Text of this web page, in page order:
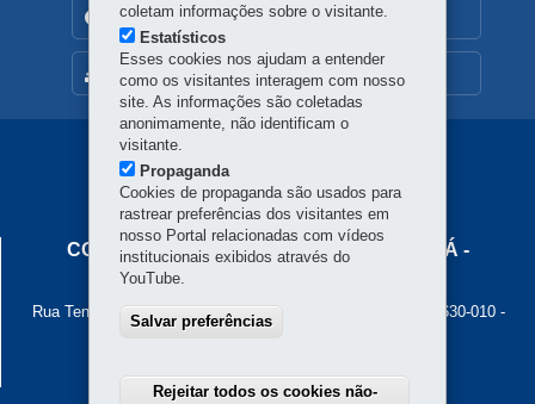
MAPA DO SITE
TRANSPARÊNCIA INSTITUCIONAL
Navegação
Principal
Cohapar
COMPANHIA DE HABITAÇÃO DO PARANÁ -
Rua Tenente Francisco Ferreira de Souza, 766 - Hauer 81630-010-
Curitiba-PR
Atendimento institucional: (41) 3312-5700
coletam informações sobre o visitante.
Estatísticos
Esses cookies nos ajudam a entender
como os visitantes interagem com nosso
site. As informações são coletadas
anonimamente, não identificam o
visitante.
Propaganda
Cookies de propaganda são usados para
rastrear preferências dos visitantes em
nosso Portal relacionadas com vídeos
institucionais exibidos através do
YouTube.
Salvar preferências
Rejeitar todos os cookies não-